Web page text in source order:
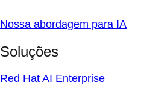
Nossa abordagem para IA
Soluções
Red Hat AI Enterprise